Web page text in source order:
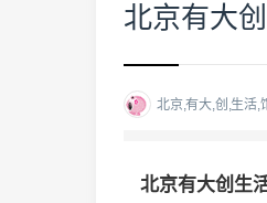
北京有大
北京,有大,创,生活,
北京有大创生